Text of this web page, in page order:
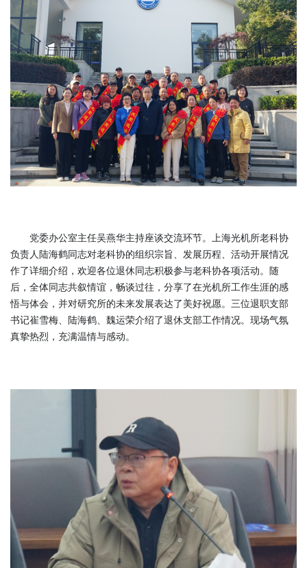
党委办公室主任吴燕华主持座谈交流环节。上海光机所老科协
负责人陆海鹤同志对老科协的组织宗旨、发展历程、活动开展情况
作了详细介绍，欢迎各位退休同志积极参与老科协各项活动。随
后，全体同志共叙情谊，畅谈过往，分享了在光机所工作生涯的感
悟与体会，并对研究所的未来发展表达了美好祝愿。三位退职支部
书记崔雪梅、陆海鹤、魏运荣介绍了退休支部工作情况。现场气氛
真挚热烈，充满温情与感动。